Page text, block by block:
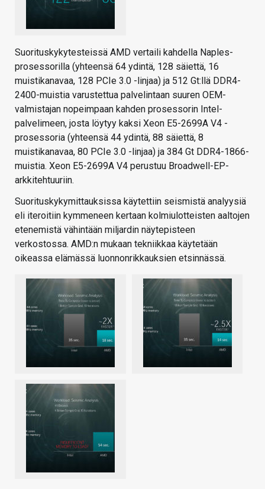
Suorituskykytesteissä AMD vertaili kahdella Naples-
prosessorilla (yhteensä 64 ydintä, 128 säiettä, 16
muistikanavaa, 128 PCIe 3.0 -linjaa) ja 512 Gt:llä DDR4-
2400-muistia varustettua palvelintaan suuren OEM-
valmistajan nopeimpaan kahden prosessorin Intel-
palvelimeen, josta löytyy kaksi Xeon E5-2699A V4 -
prosessoria (yhteensä 44 ydintä, 88 säiettä, 8
muistikanavaa, 80 PCIe 3.0 -linjaa) ja 384 Gt DDR4-1866-
muistia. Xeon E5-2699A V4 perustuu Broadwell-EP-
arkkitehtuuriin.
Suorituskykymittauksissa käytettiin seismistä analyysiä
eli iteroitiin kymmeneen kertaan kolmiulotteisten aaltojen
etenemistä vähintään miljardin näytepisteen
verkostossa. AMD:n mukaan tekniikkaa käytetään
oikeassa elämässä luonnonrikkauksien etsinnässä.